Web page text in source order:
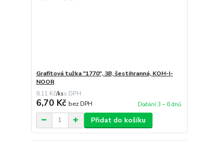
Grafitová tužka "1770", 3B, šestihranná, KOH-I-
NOOR
8,11 Kč/ks
6,70 Kč bez DPH Dodání 3 – 6 dnů
Přidat do košíku